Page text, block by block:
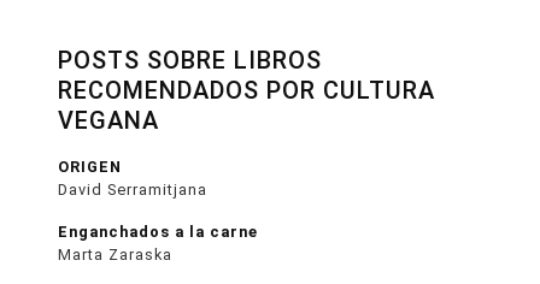
POSTS SOBRE LIBROS
RECOMENDADOS POR CULTURA
VEGANA
ORIGEN
David Serramitjana
Enganchados a la carne
Marta Zaraska